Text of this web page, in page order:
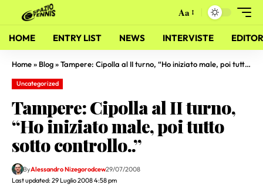
Aa
HOME ENTRY LIST NEWS INTERVISTE
Home» Blog»Tampere: Cipolla al II turno, “Ho iniziato male, poi tutto sotto controllo..”
Uncategorized
Tampere: Cipolla al II turno,
“Ho iniziato male, poi tutto
sotto controllo..”
Last updated: 29 Luglio 2008 4:58 pm
ByAlessandro Nizegorodcew29/07/2008